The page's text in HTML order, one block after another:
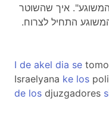
איך שהשוטר
התחיל לצרוח.
I de akel dia se
Israelyana ke los
de los djuzgadores